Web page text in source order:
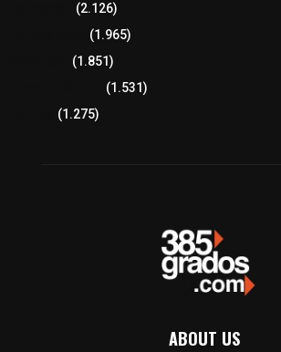
(2.126)
(1.965)
(1.851)
(1.531)
(1.275)
ABOUT US